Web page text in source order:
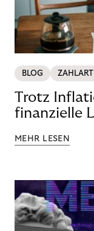
BLOG
Trotz
finanzielle
MEHR LESEN